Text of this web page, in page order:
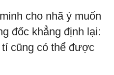
cho nhã ý muốn
đốc khẳng định lại:
cũng có thể được